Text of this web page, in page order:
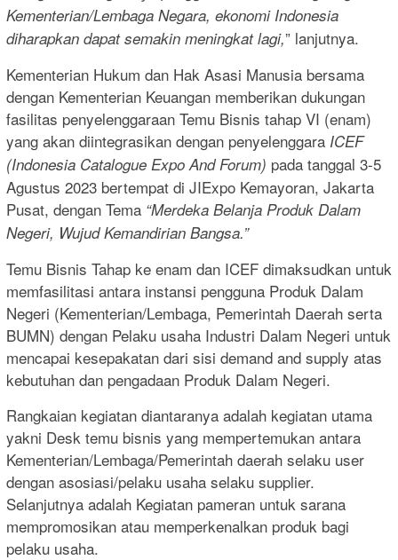
Kementerian/Lembaga Negara, ekonomi Indonesia
diharapkan dapat semakin meningkat lagi,” lanjutnya.
Kementerian Hukum dan Hak Asasi Manusia bersama
dengan Kementerian Keuangan memberikan dukungan
fasilitas penyelenggaraan Temu Bisnis tahap VI (enam)
yang akan diintegrasikan dengan penyelenggara ICEF
(Indonesia Catalogue Expo And Forum) pada tanggal 3-5
Agustus 2023 bertempat di JIExpo Kemayoran, Jakarta
Pusat, dengan Tema “Merdeka Belanja Produk Dalam
Negeri, Wujud Kemandirian Bangsa.”
Temu Bisnis Tahap ke enam dan ICEF dimaksudkan untuk
memfasilitasi antara instansi pengguna Produk Dalam
Negeri (Kementerian/Lembaga, Pemerintah Daerah serta
BUMN) dengan Pelaku usaha Industri Dalam Negeri untuk
mencapai kesepakatan dari sisi demand and supply atas
kebutuhan dan pengadaan Produk Dalam Negeri.
Rangkaian kegiatan diantaranya adalah kegiatan utama
yakni Desk temu bisnis yang mempertemukan antara
Kementerian/Lembaga/Pemerintah daerah selaku user
dengan asosiasi/pelaku usaha selaku supplier.
Selanjutnya adalah Kegiatan pameran untuk sarana
mempromosikan atau memperkenalkan produk bagi
pelaku usaha.